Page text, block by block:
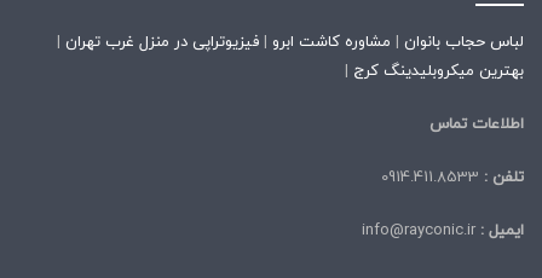
لباس حجاب بانوان | مشاوره کاشت ابرو | فیزیوتراپی در منزل غرب تهران |
بهترین میکروبلیدینگ کرج |
اطلاعات تماس
تلفن :
ایمیل :